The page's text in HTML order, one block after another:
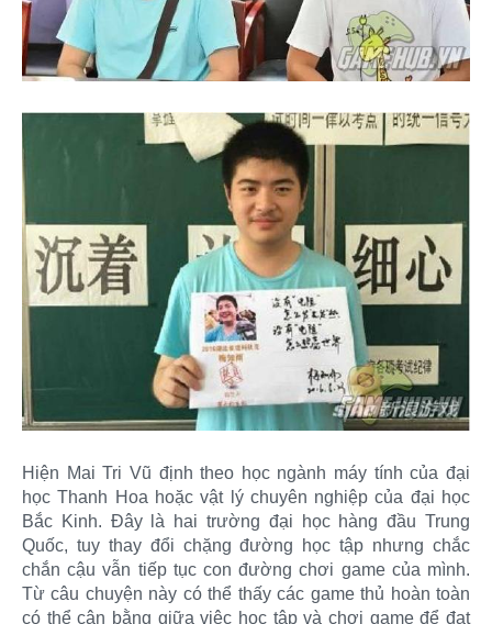
Hiện Mai Tri Vũ định theo học ngành máy tính của đại
học Thanh Hoa hoặc vật lý chuyên nghiệp của đại học
Bắc Kinh. Đây là hai trường đại học hàng đầu Trung
Quốc, tuy thay đổi chặng đường học tập nhưng chắc
chắn cậu vẫn tiếp tục con đường chơi game của mình.
Từ câu chuyện này có thể thấy các game thủ hoàn toàn
có thể cân bằng giữa việc học tập và chơi game để đạt